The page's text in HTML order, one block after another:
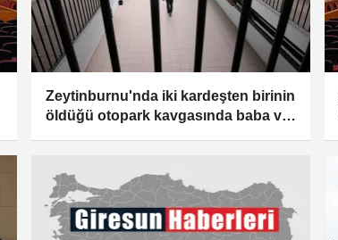
Zeytinburnu'nda iki kardeşten birinin
öldüğü otopark kavgasında baba ve